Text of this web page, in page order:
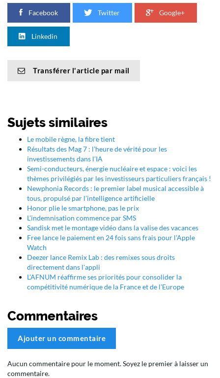
Facebook Twitter Google+
Linkedin
Transférer l'article par mail
Sujets similaires
Le mobile règne, la fibre tient
Résultats des Mag 7 : l’heure de vérité pour les
investissements dans l’IA
Semi-conducteurs, énergie nucléaire et espace : voici les
thèmes privilégiés par les investisseurs particuliers français !
Newphonia Records : le premier label musical accessible à
tous, propulsé par l’intelligence artificielle
Honor plie le smartphone, pas le prix
L’indemnisation commence par SMS
Sandisk met le montage vidéo dans la valise des vacances
Free lance le paiement en 24 fois sans frais pour l’Apple
Watch
Deezer lance Remix Lab : des remixes sous droits
directement dans l'appli
L’AFNUM réaffirme ses priorités pour consolider la
compétitivité numérique de la France et de l’Europe
Commentaires
Ajouter un commentaire
Aucun commentaire pour le moment. Soyez le premier à laisser un
commentaire.